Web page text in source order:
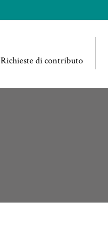
Richieste di contributo